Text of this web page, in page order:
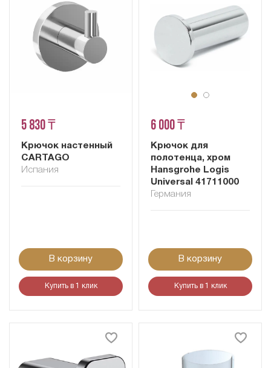
5 830 ₸
Крючок настенный
CARTAGO
Испания
В корзину
Купить в 1 клик
6 000 ₸
Крючок для
полотенца, хром
Hansgrohe Logis
Universal 41711000
Германия
В корзину
Купить в 1 клик